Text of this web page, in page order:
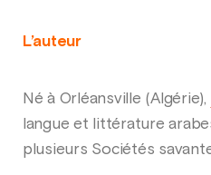
L’auteur
Né à Orléansville (Algérie),
langue et littérature
plusieurs Sociétés